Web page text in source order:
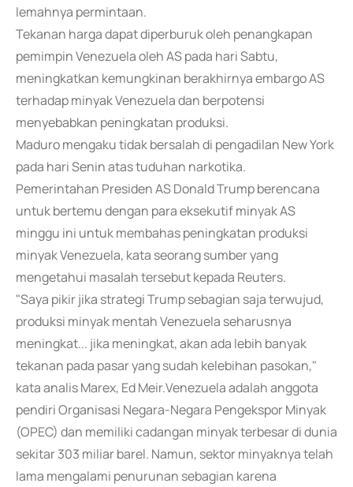
lemahnya permintaan.
Tekanan harga dapat diperburuk oleh penangkapan
pemimpin Venezuela oleh AS pada hari Sabtu,
meningkatkan kemungkinan berakhirnya embargo AS
terhadap minyak Venezuela dan berpotensi
menyebabkan peningkatan produksi.
Maduro mengaku tidak bersalah di pengadilan New York
pada hari Senin atas tuduhan narkotika.
Pemerintahan Presiden AS Donald Trump berencana
untuk bertemu dengan para eksekutif minyak AS
minggu ini untuk membahas peningkatan produksi
minyak Venezuela, kata seorang sumber yang
mengetahui masalah tersebut kepada Reuters.
"Saya pikir jika strategi Trump sebagian saja terwujud,
produksi minyak mentah Venezuela seharusnya
meningkat... jika meningkat, akan ada lebih banyak
tekanan pada pasar yang sudah kelebihan pasokan,"
kata analis Marex, Ed Meir.Venezuela adalah anggota
pendiri Organisasi Negara-Negara Pengekspor Minyak
(OPEC) dan memiliki cadangan minyak terbesar di dunia
sekitar 303 miliar barel. Namun, sektor minyaknya telah
lama mengalami penurunan sebagian karena